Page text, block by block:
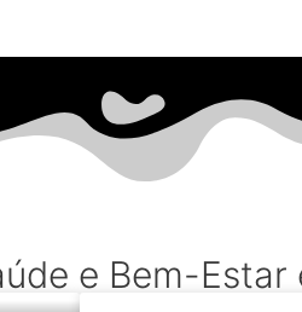
e Bem-Estar